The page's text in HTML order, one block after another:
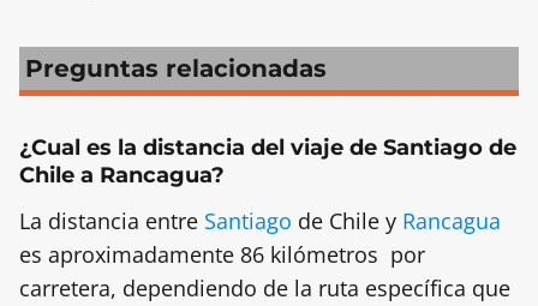
Preguntas relacionadas
¿Cual es la distancia del viaje de Santiago de
Chile a Rancagua?
La distancia entre Santiago de Chile y Rancagua
es aproximadamente 86 kilómetros por
carretera, dependiendo de la ruta específica que